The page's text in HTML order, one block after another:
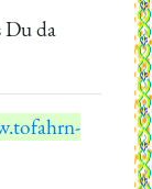
Du da